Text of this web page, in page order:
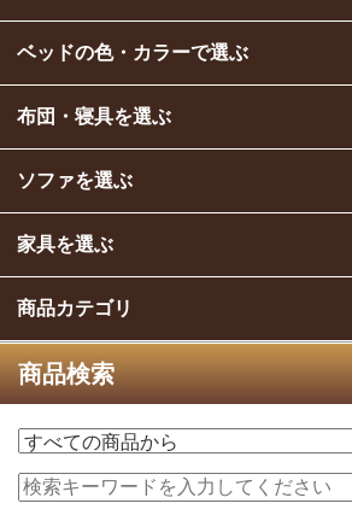
ベッドの色・カラーで選ぶ
布団・寝具を選ぶ
ソファを選ぶ
家具を選ぶ
商品カテゴリ
商品検索